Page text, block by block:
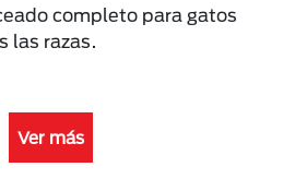
completo para gatos
las razas.
Ver más